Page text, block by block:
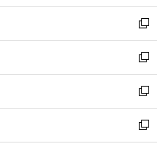
開
く
ウ
で
開
く
ン
ド
ウ
で
開
く
ウ
ィ
ン
ド
ウ
で
開
く
し
い
ウ
ィ
ン
ド
ウ
で
開
新
し
い
ウ
ィ
ン
ド
ウ
新
し
い
ウ
ィ
ン
新
し
い
ウ
新
し